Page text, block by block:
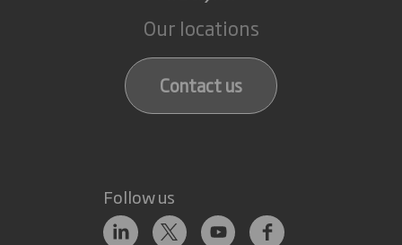
Our locations
Contact us
Follow us